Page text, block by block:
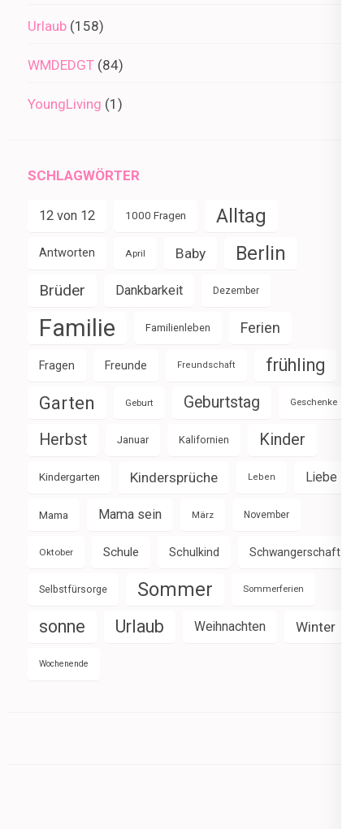
Urlaub (158)
WMDEDGT (84)
YoungLiving (1)
SCHLAGWÖRTER
12 von 12 1000 Fragen Alltag
Antworten April Baby Berlin
Brüder Dankbarkeit Dezember
Familie Familienleben Ferien
Fragen Freunde Freundschaft frühling
Garten Geburt Geburtstag Geschenke
Herbst Januar Kalifornien Kinder
Kindergarten Kindersprüche Leben Liebe
Mama Mama sein März November
Oktober Schule Schulkind Schwangerschaft
Selbstfürsorge Sommer Sommerferien
sonne Urlaub Weihnachten Winter
Wochenende